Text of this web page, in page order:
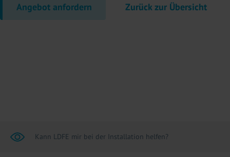
Angebot anfordern Zurück zur Übersicht
Kann LDFE mir bei der Installation helfen?